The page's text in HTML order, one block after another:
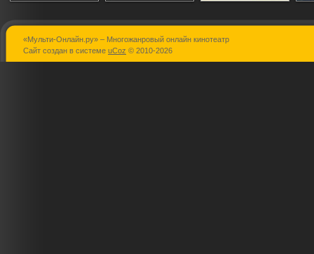
Ярость Вероника Марс
«Мульти-Онлайн.ру» – Многожанровый онлайн кинотеатр
Сайт создан в системе uCoz © 2010-2026